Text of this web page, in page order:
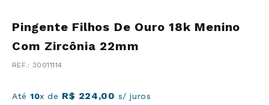
Pingente Filhos De Ouro 18k Menino
Com Zircônia 22mm
: 30011114
Até10x de R$ 224,00 s/ juros
6º
Argola
7º
Casamento
8º
Pingente
10
Moissanite